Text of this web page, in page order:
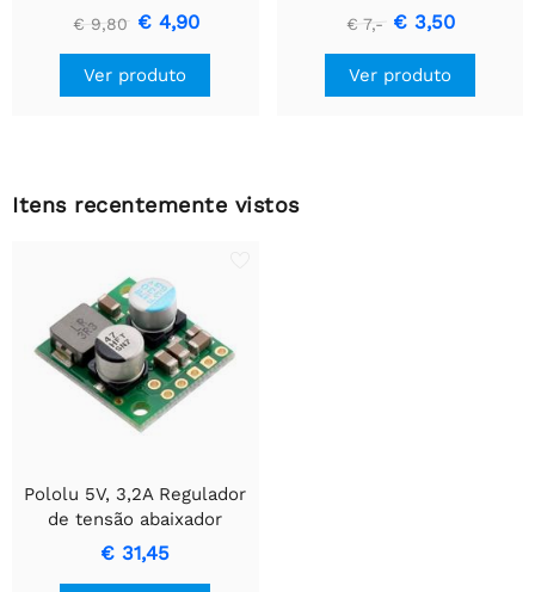
€ 9,80 € 4,90
Ver produto
motor CC escovado
simples
€ 7,- € 3,50
Ver produto
Itens recentemente vistos
Pololu 5V, 3,2A Regulador
de tensão abaixador
D36V28F5
€ 31,45